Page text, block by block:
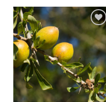
願望
清單